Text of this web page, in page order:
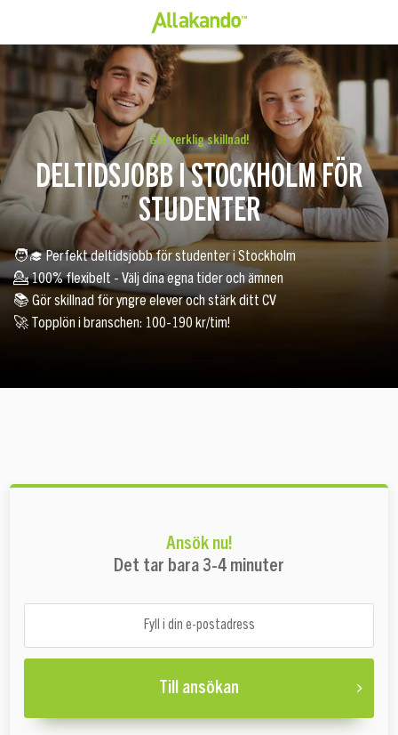
Gör verklig skillnad!
DELTIDSJOBB I STOCKHOLM FÖR
STUDENTER
🧑‍🎓 Perfekt deltidsjobb för studenter i Stockholm
💁 100% flexibelt - Välj dina egna tider och ämnen
📚 Gör skillnad för yngre elever och stärk ditt CV
🚀 Topplön i branschen: 100-190 kr/tim!
Ansök nu!
Det tar bara 3-4 minuter
Till ansökan